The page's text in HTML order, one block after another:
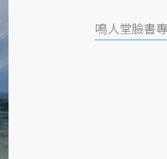
鳴人堂臉書